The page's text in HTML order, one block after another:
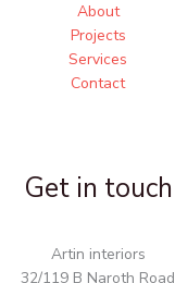
About
Projects
Services
Contact
Get in touch
Artin interiors
32/119 B Naroth Road